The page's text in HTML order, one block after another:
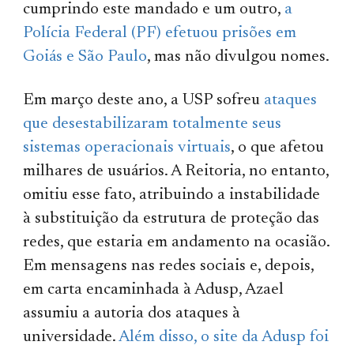
cumprindo este mandado e um outro, a
Polícia Federal (PF) efetuou prisões em
Goiás e São Paulo, mas não divulgou nomes.
Em março deste ano, a USP sofreu ataques
que desestabilizaram totalmente seus
sistemas operacionais virtuais, o que afetou
milhares de usuários. A Reitoria, no entanto,
omitiu esse fato, atribuindo a instabilidade
à substituição da estrutura de proteção das
redes, que estaria em andamento na ocasião.
Em mensagens nas redes sociais e, depois,
em carta encaminhada à Adusp, Azael
assumiu a autoria dos ataques à
universidade.Além disso, o site da Adusp foi